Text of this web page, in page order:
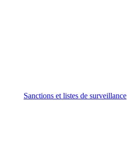
Sanctions et listes de surveillance